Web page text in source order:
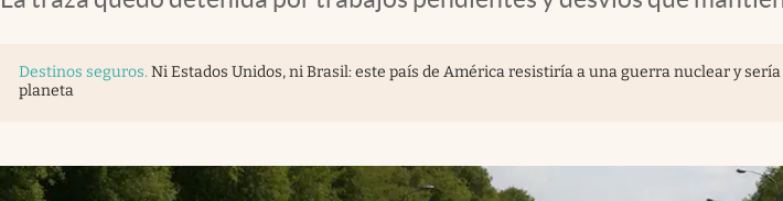
Destinos seguros. Ni Estados Unidos, ni Brasil: este país de América resistiría a una guerra nuclear y
planeta